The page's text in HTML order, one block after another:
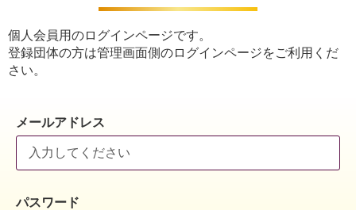
個人会員用のログインページです。
登録団体の方は管理画面側のログインページをご利用くだ
さい。
メールアドレス
パスワード